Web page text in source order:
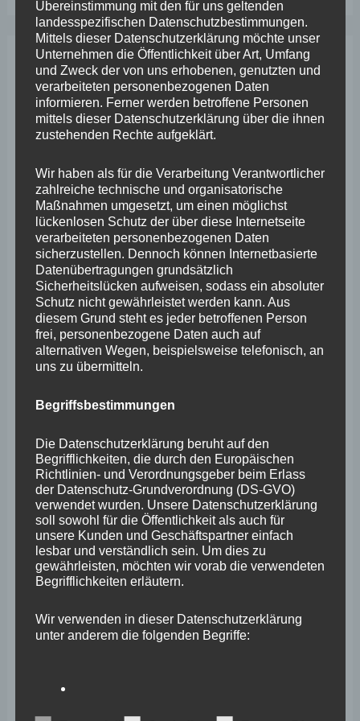
Archiv
April 2026
Februar 2026
Januar 2026
Dezember 2025
November 2025
Oktober 2025
September 2025
August 2025
Juni 2025
Mai 2025
April 2025
März 2025
Februar 2025
Januar 2025
Dezember 2024
November 2024
Oktober 2024
Übereinstimmung mit den für uns geltenden
landesspezifischen Datenschutzbestimmungen.
Mittels dieser Datenschutzerklärung möchte unser
Unternehmen die Öffentlichkeit über Art, Umfang
und Zweck der von uns erhobenen, genutzten und
verarbeiteten personenbezogenen Daten
informieren. Ferner werden betroffene Personen
mittels dieser Datenschutzerklärung über die ihnen
zustehenden Rechte aufgeklärt.
Wir haben als für die Verarbeitung Verantwortlicher
zahlreiche technische und organisatorische
Maßnahmen umgesetzt, um einen möglichst
lückenlosen Schutz der über diese Internetseite
verarbeiteten personenbezogenen Daten
sicherzustellen. Dennoch können Internetbasierte
Datenübertragungen grundsätzlich
Sicherheitslücken aufweisen, sodass ein absoluter
Schutz nicht gewährleistet werden kann. Aus
diesem Grund steht es jeder betroffenen Person
frei, personenbezogene Daten auch auf
alternativen Wegen, beispielsweise telefonisch, an
uns zu übermitteln.
Begriffsbestimmungen
Die Datenschutzerklärung beruht auf den
Begrifflichkeiten, die durch den Europäischen
Richtlinien- und Verordnungsgeber beim Erlass
der Datenschutz-Grundverordnung (DS-GVO)
verwendet wurden. Unsere Datenschutzerklärung
soll sowohl für die Öffentlichkeit als auch für
unsere Kunden und Geschäftspartner einfach
lesbar und verständlich sein. Um dies zu
gewährleisten, möchten wir vorab die verwendeten
Begrifflichkeiten erläutern.
Wir verwenden in dieser Datenschutzerklärung
unter anderem die folgenden Begriffe: